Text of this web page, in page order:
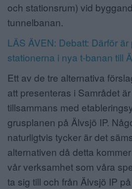
och stationsrum) vid
tunnelbanan.
LÄS ÄVEN: Debatt: Därför
stationerna i nya t-banan till
Ett av de tre alternativa
att presenteras i Samrådet
tillsammans med
grusplanen på Älvsjö IP.
naturligtvis tycker är det
alternativen då detta
vår verksamhet som våra
ta sig till och från Älvsjö IP